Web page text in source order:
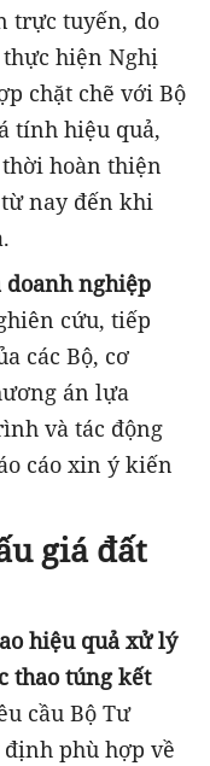
trực tuyến, do
hiện Nghị
chặt chẽ với Bộ
tính hiệu quả,
hoàn thiện
nay đến khi
doanh nghiệp
cứu, tiếp
các Bộ, cơ
án lựa
và tác động
cáo xin ý kiến
giá đất
hiệu quả xử lý
thao túng kết
cầu Bộ Tư
phù hợp về